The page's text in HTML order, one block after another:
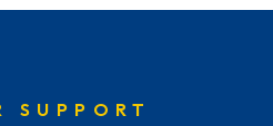
SUPPORT